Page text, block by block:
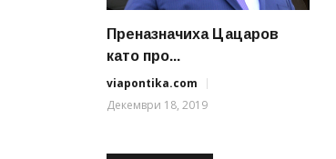
Преназначиха Цацаров
като про...
viapontika.com
Декември 18, 2019